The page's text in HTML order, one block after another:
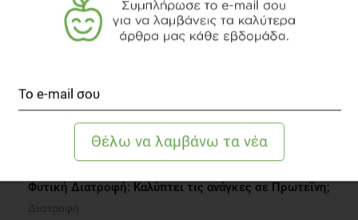
Φυτική Διατροφή: Kαλύπτει τις ανάγκες σε Πρωτεΐνη;
Διατροφή